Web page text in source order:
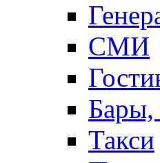
СМИ
Бары,
Такси